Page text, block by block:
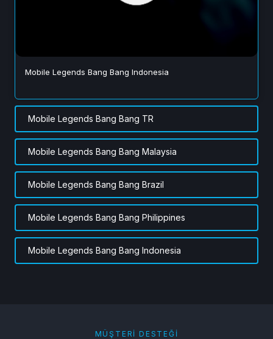
Mobile Legends Bang Bang Indonesia
Mobile Legends Bang Bang TR
Mobile Legends Bang Bang Malaysia
Mobile Legends Bang Bang Brazil
Mobile Legends Bang Bang Philippines
Mobile Legends Bang Bang Indonesia
MÜŞTERI DESTEĞI